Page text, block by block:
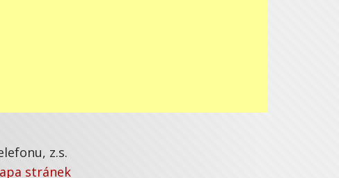
z.s.
stránek